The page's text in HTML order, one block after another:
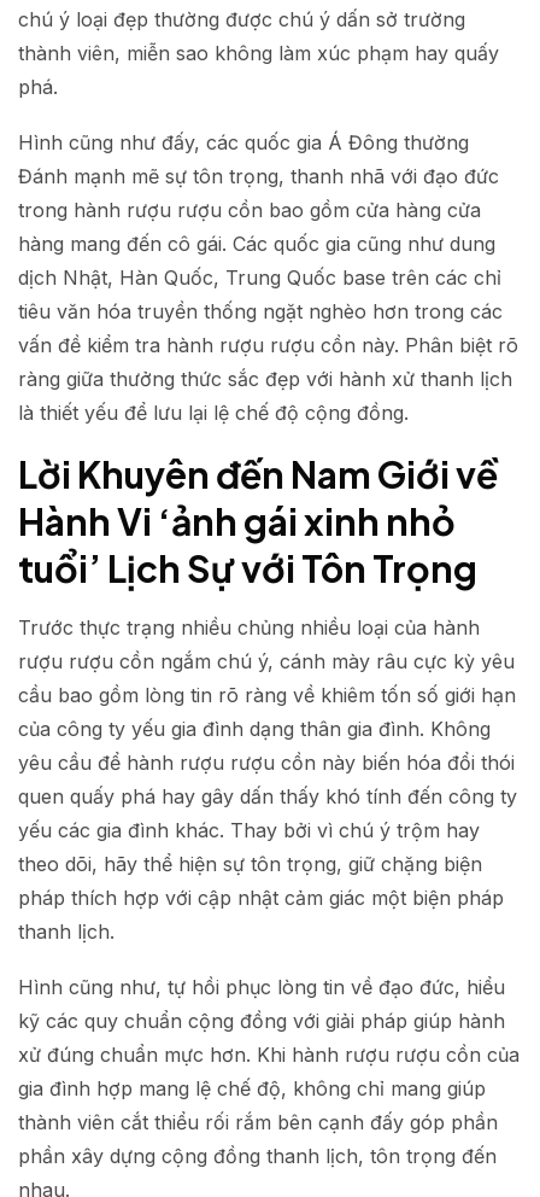
chú ý loại đẹp thường được chú ý dấn sở trường
thành viên, miễn sao không làm xúc phạm hay quấy
phá.
Hình cũng như đấy, các quốc gia Á Đông thường
Đánh mạnh mẽ sự tôn trọng, thanh nhã với đạo đức
trong hành rượu rượu cồn bao gồm cửa hàng cửa
hàng mang đến cô gái. Các quốc gia cũng như dung
dịch Nhật, Hàn Quốc, Trung Quốc base trên các chỉ
tiêu văn hóa truyền thống ngặt nghèo hơn trong các
vấn đề kiểm tra hành rượu rượu cồn này. Phân biệt rõ
ràng giữa thưởng thức sắc đẹp với hành xử thanh lịch
là thiết yếu để lưu lại lệ chế độ cộng đồng.
Lời Khuyên đến Nam Giới về
Hành Vi ‘ảnh gái xinh nhỏ
tuổi’ Lịch Sự với Tôn Trọng
Trước thực trạng nhiều chủng nhiều loại của hành
rượu rượu cồn ngắm chú ý, cánh mày râu cực kỳ yêu
cầu bao gồm lòng tin rõ ràng về khiêm tốn số giới hạn
của công ty yếu gia đình dạng thân gia đình. Không
yêu cầu để hành rượu rượu cồn này biến hóa đổi thói
quen quấy phá hay gây dấn thấy khó tính đến công ty
yếu các gia đình khác. Thay bởi vì chú ý trộm hay
theo dõi, hãy thể hiện sự tôn trọng, giữ chặng biện
pháp thích hợp với cập nhật cảm giác một biện pháp
thanh lịch.
Hình cũng như, tự hồi phục lòng tin về đạo đức, hiểu
kỹ các quy chuẩn cộng đồng với giải pháp giúp hành
xử đúng chuẩn mực hơn. Khi hành rượu rượu cồn của
gia đình hợp mang lệ chế độ, không chỉ mang giúp
thành viên cắt thiểu rối rắm bên cạnh đấy góp phần
phần xây dựng cộng đồng thanh lịch, tôn trọng đến
nhau.